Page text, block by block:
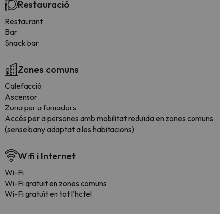
Restauració
Restaurant
Bar
Snack bar
Zones comuns
Calefacció
Ascensor
Zona per a fumadors
Accés per a persones amb mobilitat reduïda en zones comuns
(sense bany adaptat a les habitacions)
Wifi i Internet
Wi-Fi
Wi-Fi gratuit en zones comuns
Wi-Fi gratuït en tot l'hotel